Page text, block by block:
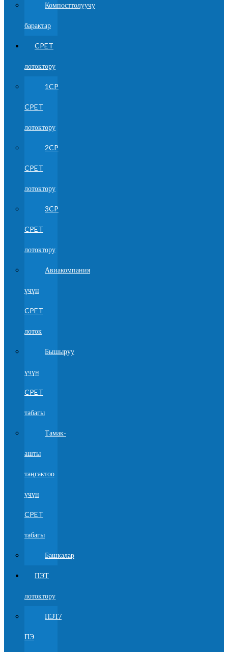
Компосттолуучу
барактар
CPET
лотоктору
1CP
CPET
лотоктору
2CP
CPET
лотоктору
3CP
CPET
лотоктору
Авиакомпания
үчүн
CPET
лоток
Бышыруу
үчүн
CPET
табагы
Тамак-
ашты
таңгактоо
үчүн
CPET
табагы
Башкалар
ПЭТ
лотоктору
ПЭТ/
ПЭ